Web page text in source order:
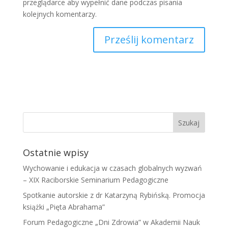
przeglądarce aby wypełnić dane podczas pisania
kolejnych komentarzy.
Ostatnie wpisy
Wychowanie i edukacja w czasach globalnych wyzwań
– XIX Raciborskie Seminarium Pedagogiczne
Spotkanie autorskie z dr Katarzyną Rybińską. Promocja
książki „Pięta Abrahama”
Forum Pedagogiczne „Dni Zdrowia” w Akademii Nauk